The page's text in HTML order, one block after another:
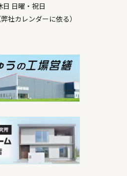
日 日曜・祝日
レンダーに依る）